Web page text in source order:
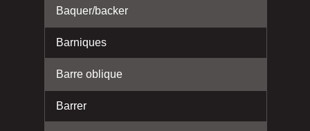
Baquer/backer
Barniques
Barre oblique
Barrer